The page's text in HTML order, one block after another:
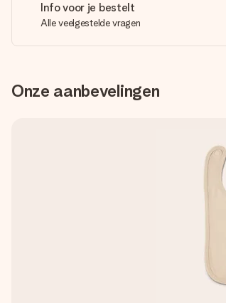
Info voor je bestelt
Alle veelgestelde vragen
Onze aanbevelingen